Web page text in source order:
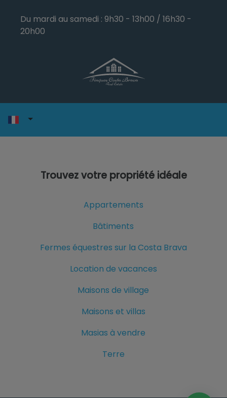
Du mardi au samedi : 9h30 - 13h00 / 16h30 -
20h00
Trouvez votre propriété idéale
Appartements
Bâtiments
Fermes équestres sur la Costa Brava
Location de vacances
Maisons de village
Maisons et villas
Masias à vendre
Terre